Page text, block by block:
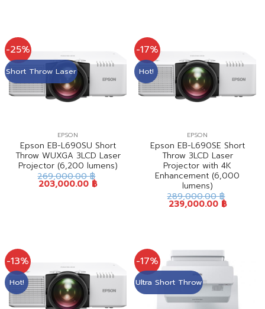
-25%
Short Throw Laser
EPSON
Epson EB-L690SU Short
Throw WUXGA 3LCD Laser
Projector (6,200 lumens)
269,000.00฿
203,000.00 ฿
-17%
Hot!
EPSON
Epson EB-L690SE Short
Throw 3LCD Laser
Projector with 4K
Enhancement (6,000
lumens)
289,000.00฿
239,000.00 ฿
-13%
Hot!
-17%
Ultra Short Throw